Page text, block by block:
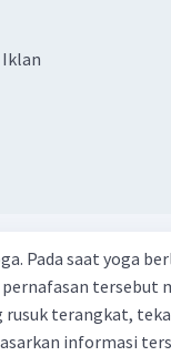
Iklan
Pada saat yoga
tersebut
terangkat,
informasi